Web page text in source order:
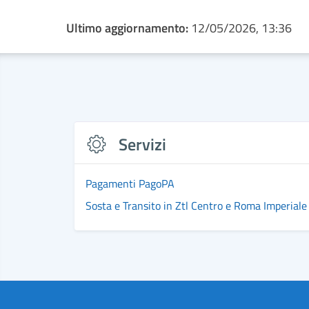
Ultimo aggiornamento: 12/05/2026, 13:36
Servizi
Pagamenti PagoPA
Sosta e Transito in Ztl Centro e Roma